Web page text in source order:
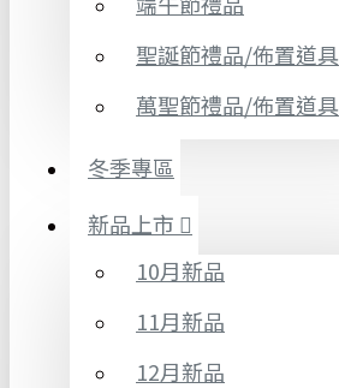
聖誕節禮品/佈置道具
萬聖節禮品/佈置道具
冬季專區
新品上市
10月新品
11月新品
12月新品